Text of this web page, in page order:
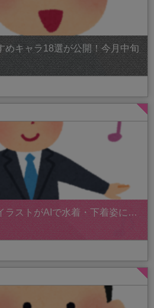
めキャラ18選が公開！今月中旬
ラストがAIで水着・下着姿に…